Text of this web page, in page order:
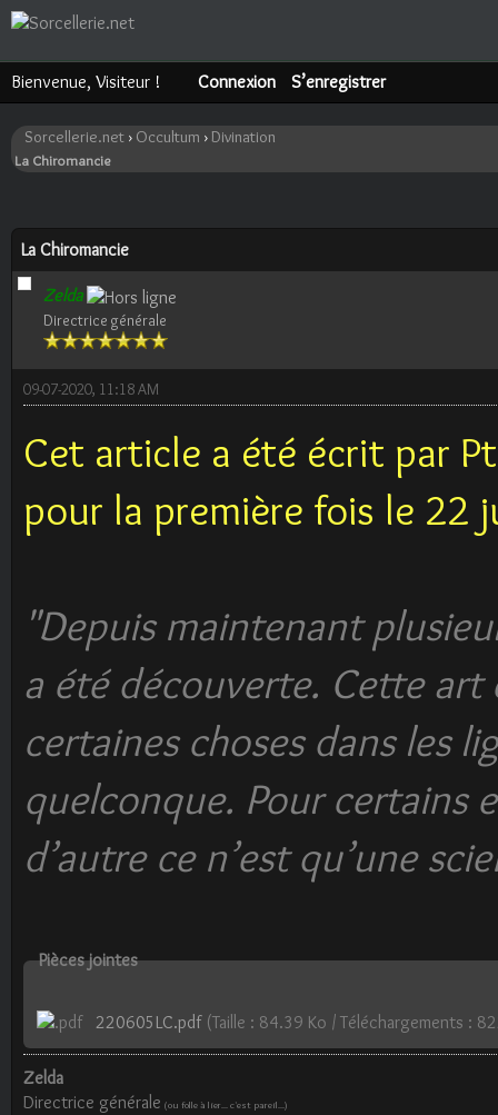
Bienvenue, Visiteur ! Connexion S’enregistrer
Sorcellerie.net › Occultum ›Divination
La Chiromancie
La Chiromancie
Zelda
Directrice générale
09-07-2020, 11:18 AM
Cet article a été écrit par
pour la première fois le 22
"Depuis maintenant
a été découverte. Cette
certaines choses dans les
quelconque. Pour certains
d’autre ce n’est qu’une
Pièces jointes
220605LC.pdf(Taille : 84.39 Ko / Téléchargements :
Zelda
Directrice générale (ou folle à lier... c'est pareil...)